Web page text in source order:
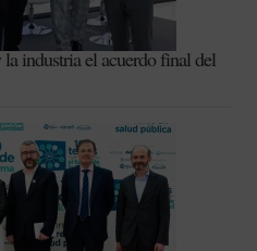
industria el acuerdo final del